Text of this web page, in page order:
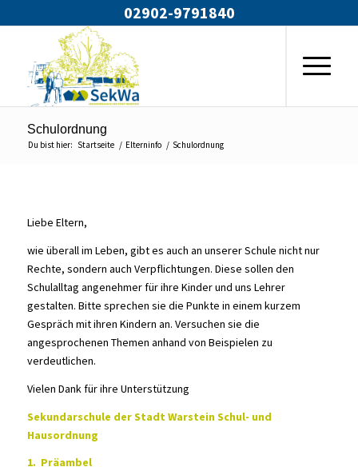
02902-9791840
Schulordnung
Du bist hier: Startseite / Elterninfo / Schulordnung
Liebe Eltern,
wie überall im Leben, gibt es auch an unserer Schule nicht nur
Rechte, sondern auch Verpflichtungen. Diese sollen den
Schulalltag angenehmer für ihre Kinder und uns Lehrer
gestalten. Bitte sprechen sie die Punkte in einem kurzem
Gespräch mit ihren Kindern an. Versuchen sie die
angesprochenen Themen anhand von Beispielen zu
verdeutlichen.
Vielen Dank für ihre Unterstützung
Sekundarschule der Stadt WarsteinSchul- und
Hausordnung
1. Präambel